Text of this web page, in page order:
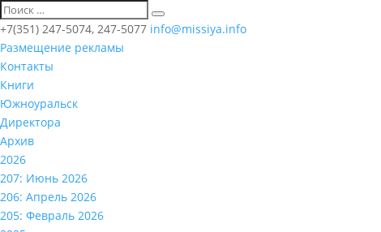
+7(351) 247-5074, 247-5077 info@missiya.info
Размещение рекламы
Контакты
Книги
Южноуральск
Директора
Архив
2026
207: Июнь 2026
206: Апрель 2026
205: Февраль 2026